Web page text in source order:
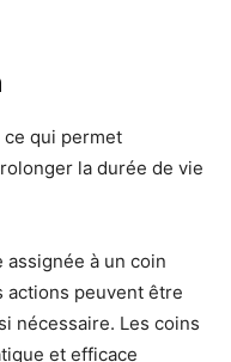
ce qui permet
la durée de vie
à un coin
actions peuvent être
nécessaire. Les coins
et efficace